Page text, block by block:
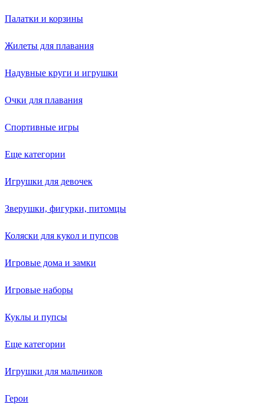
Палатки и корзины
Жилеты для плавания
Надувные круги и игрушки
Очки для плавания
Спортивные игры
Еще категории
Игрушки для девочек
Зверушки, фигурки, питомцы
Коляски для кукол и пупсов
Игровые дома и замки
Игровые наборы
Куклы и пупсы
Еще категории
Игрушки для мальчиков
Герои